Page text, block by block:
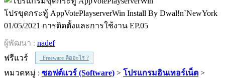
โปรขุดกระทู้ AppVotePlayserverWin Install By Dwal!n`NewYork
01/05/2021 การติดตั้งและการใช้งาน EP.05
ผู้พัฒนา : nadef
ฟรีแวร์
Freeware คืออะไร ?
หมวดหมู่ : ซอฟต์แวร์ (Software) > โปรแกรมอินเทอร์เน็ต >